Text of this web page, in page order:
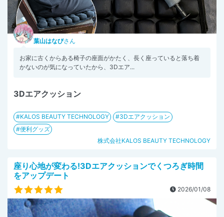
葉山はなびさん
お家に古くからある椅子の座面がかたく、長く座っていると落ち着
かないのが気になっていたから、3Dエア...
3Dエアクッション
KALOS BEAUTY TECHNOLOGY
3Dエアクッション
便利グッズ
株式会社KALOS BEAUTY TECHNOLOGY
座り心地が変わる!3Dエアクッションでくつろぎ時間
をアップデート
2026/01/08